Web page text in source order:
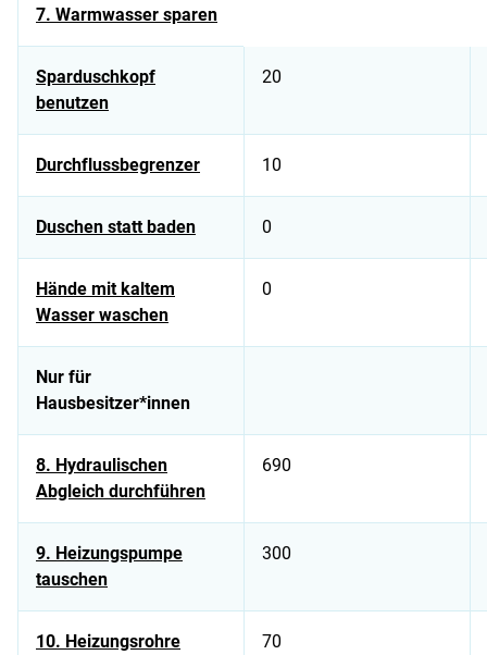
7. Warmwasser sparen
Sparduschkopf
benutzen
20
Durchflussbegrenzer 10
Duschen statt baden 0
Hände mit kaltem
Wasser waschen
0
Nur für
Hausbesitzer*innen
8. Hydraulischen
Abgleich durchführen
690
9. Heizungspumpe
tauschen
300
10. Heizungsrohre
70